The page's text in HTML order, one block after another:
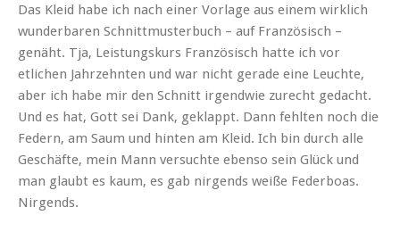
Das Kleid habe ich nach einer Vorlage aus einem wirklich
wunderbaren Schnittmusterbuch – auf Französisch –
genäht. Tja, Leistungskurs Französisch hatte ich vor
etlichen Jahrzehnten und war nicht gerade eine Leuchte,
aber ich habe mir den Schnitt irgendwie zurecht gedacht.
Und es hat, Gott sei Dank, geklappt. Dann fehlten noch die
Federn, am Saum und hinten am Kleid. Ich bin durch alle
Geschäfte, mein Mann versuchte ebenso sein Glück und
man glaubt es kaum, es gab nirgends weiße Federboas.
Nirgends.